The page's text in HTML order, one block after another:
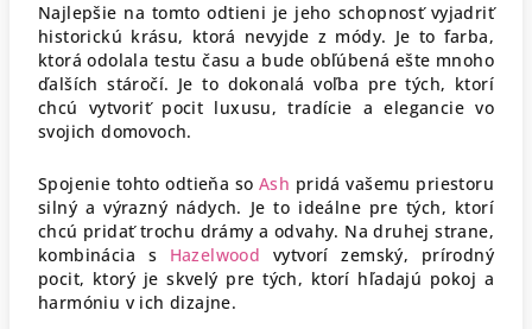
Najlepšie na tomto odtieni je jeho schopnosť vyjadriť
historickú krásu, ktorá nevyjde z módy. Je to farba,
ktorá odolala testu času a bude obľúbená ešte mnoho
ďalších stáročí. Je to dokonalá voľba pre tých, ktorí
chcú vytvoriť pocit luxusu, tradície a elegancie vo
svojich domovoch.
Spojenie tohto odtieňa soAsh pridá vašemu priestoru
silný a výrazný nádych. Je to ideálne pre tých, ktorí
chcú pridať trochu drámy a odvahy. Na druhej strane,
kombinácia s Hazelwood vytvorí zemský, prírodný
pocit, ktorý je skvelý pre tých, ktorí hľadajú pokoj a
harmóniu v ich dizajne.